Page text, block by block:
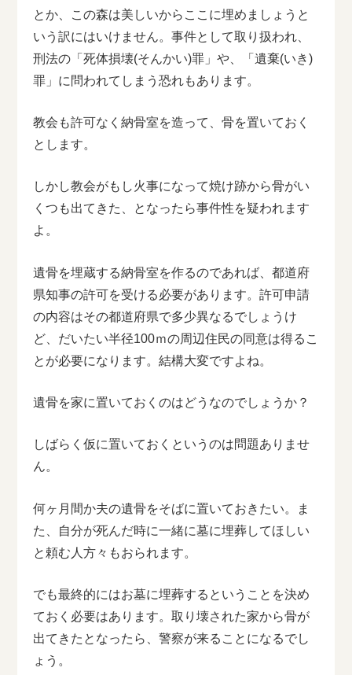
とか、この森は美しいからここに埋めましょうと
いう訳にはいけません。事件として取り扱われ、
刑法の「死体損壊(そんかい)罪」や、「遺棄(いき)
罪」に問われてしまう恐れもあります。
教会も許可なく納骨室を造って、骨を置いておく
とします。
しかし教会がもし火事になって焼け跡から骨がい
くつも出てきた、となったら事件性を疑われます
よ。
遺骨を埋蔵する納骨室を作るのであれば、都道府
県知事の許可を受ける必要があります。許可申請
の内容はその都道府県で多少異なるでしょうけ
ど、だいたい半径100ｍの周辺住民の同意は得るこ
とが必要になります。結構大変ですよね。
遺骨を家に置いておくのはどうなのでしょうか？
しばらく仮に置いておくというのは問題ありませ
ん。
何ヶ月間か夫の遺骨をそばに置いておきたい。ま
た、自分が死んだ時に一緒に墓に埋葬してほしい
と頼む人方々もおられます。
でも最終的にはお墓に埋葬するということを決め
ておく必要はあります。取り壊された家から骨が
出てきたとなったら、警察が来ることになるでし
ょう。